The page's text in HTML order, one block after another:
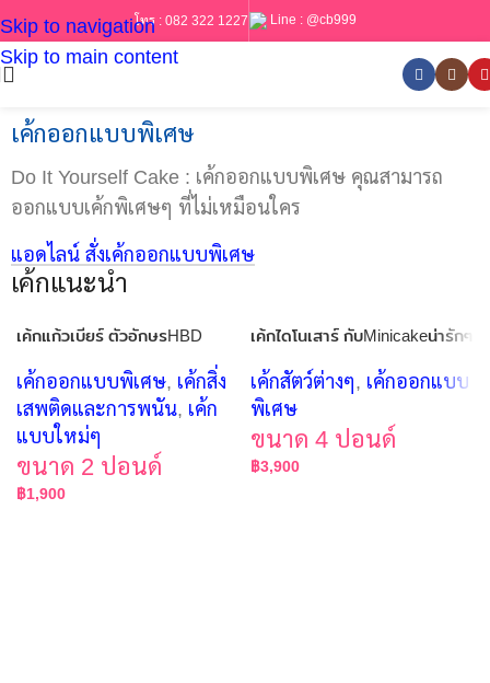
Skip to navigation
Skip to main content
โทร : 082 322 1227 Line : @cb999
เค้กออกแบบพิเศษ
Do It Yourself Cake : เค้กออกแบบพิเศษ คุณสามารถ
ออกแบบเค้กพิเศษๆ ที่ไม่เหมือนใคร
แอดไลน์ สั่งเค้กออกแบบพิเศษ
เค้กแนะนำ
เค้กแก้วเบียร์ ตัวอักษรHBD
เค้กออกแบบพิเศษ, เค้กสิ่ง
เสพติดและการพนัน, เค้ก
แบบใหม่ๆ
ขนาด 2 ปอนด์
฿1,900
เค้กไดโนเสาร์ กับMinicakeน่ารักๆ
เค้กสัตว์ต่างๆ, เค้กออกแบบ
พิเศษ
ขนาด 4 ปอนด์
฿3,900